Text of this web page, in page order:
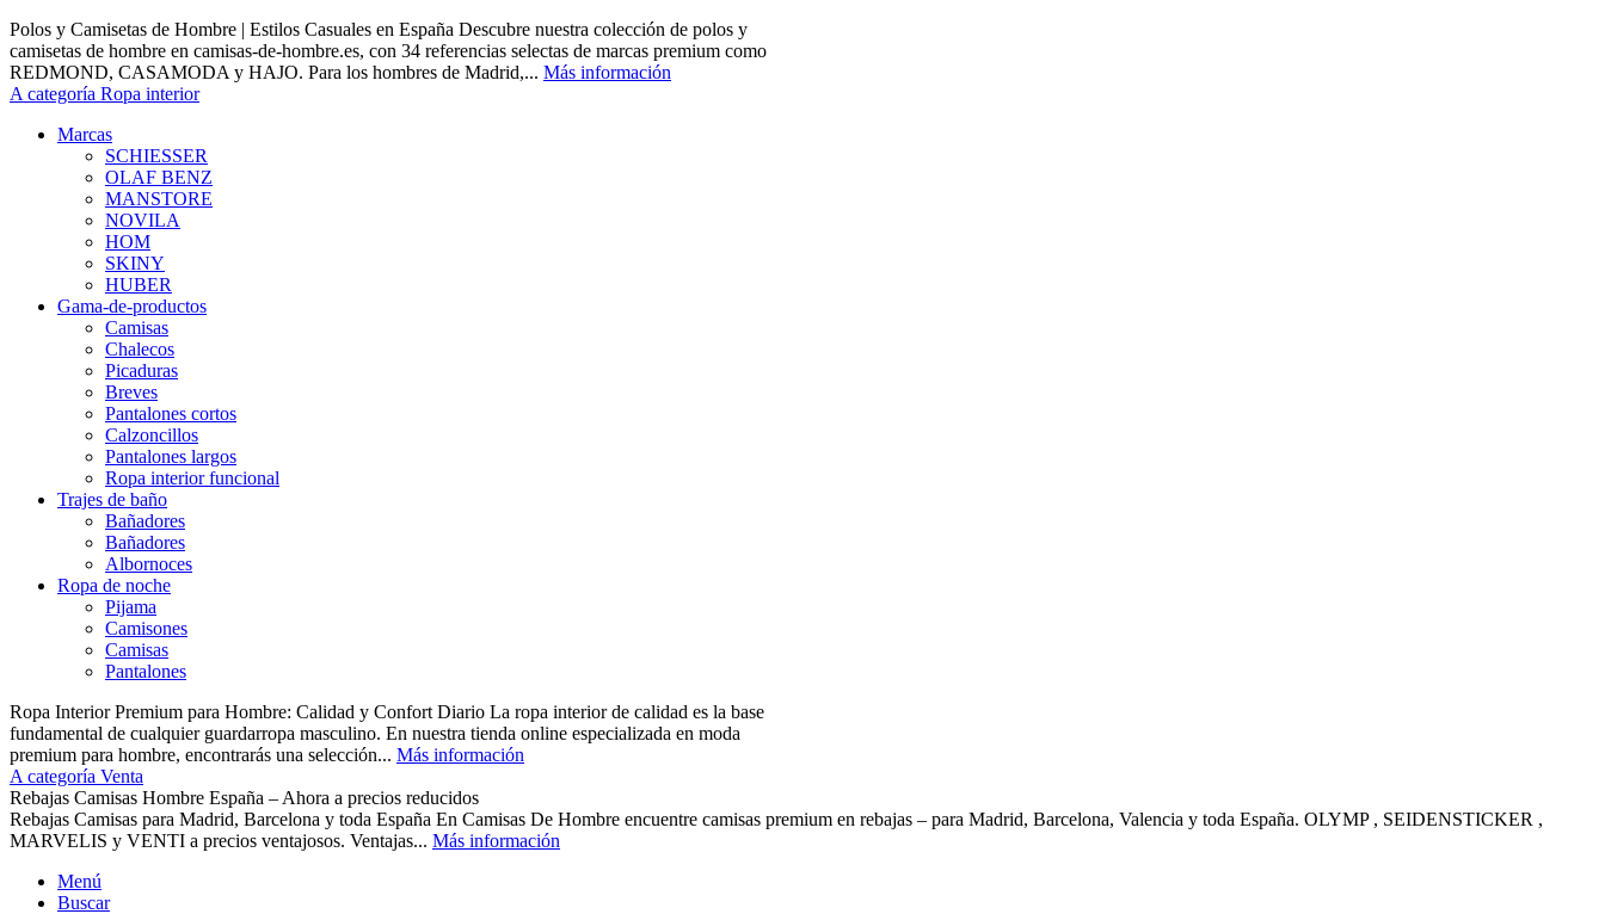
Polos y Camisetas de Hombre | Estilos Casuales en España Descubre nuestra colección de polos y
camisetas de hombre en camisas-de-hombre.es, con 34 referencias selectas de marcas premium como
REDMOND, CASAMODA y HAJO. Para los hombres de Madrid,... Más información
A categoría Ropa interior
Marcas
SCHIESSER
OLAF BENZ
MANSTORE
NOVILA
HOM
SKINY
HUBER
Gama-de-productos
Camisas
Chalecos
Picaduras
Breves
Pantalones cortos
Calzoncillos
Pantalones largos
Ropa interior funcional
Trajes de baño
Bañadores
Bañadores
Albornoces
Ropa de noche
Pijama
Camisones
Camisas
Pantalones
Ropa Interior Premium para Hombre: Calidad y Confort Diario La ropa interior de calidad es la base
fundamental de cualquier guardarropa masculino. En nuestra tienda online especializada en moda
premium para hombre, encontrarás una selección... Más información
A categoría Venta
Rebajas Camisas Hombre España – Ahora a precios reducidos
Rebajas Camisas para Madrid, Barcelona y toda España En Camisas De Hombre encuentre camisas premium en rebajas – para Madrid, Barcelona, Valencia y toda España. OLYMP , SEIDENSTICKER ,
MARVELIS y VENTI a precios ventajosos. Ventajas... Más información
Menú
Buscar